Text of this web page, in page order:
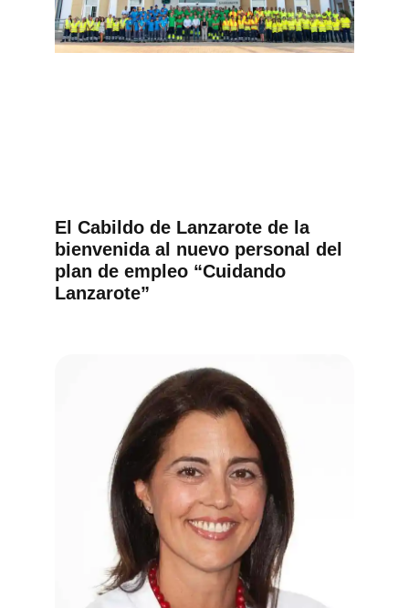
El Cabildo de Lanzarote de la
bienvenida al nuevo personal del
plan de empleo “Cuidando
Lanzarote”